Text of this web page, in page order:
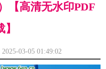
【高清无水印PDF
03-05 01:49:02